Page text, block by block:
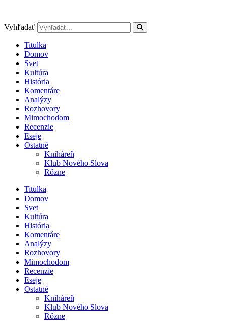
obsah
Vyhľadať
Titulka
Domov
Svet
Kultúra
História
Komentáre
Analýzy
Rozhovory
Mimochodom
Recenzie
Eseje
Ostatné
Kniháreň
Klub Nového Slova
Rôzne
Titulka
Domov
Svet
Kultúra
História
Komentáre
Analýzy
Rozhovory
Mimochodom
Recenzie
Eseje
Ostatné
Kniháreň
Klub Nového Slova
Rôzne